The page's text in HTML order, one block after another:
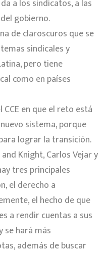
a los sindicatos, a las
gobierno.
de claroscuros que se
sindicales y
pero tiene
como en países
en que el reto está
sistema, porque
lograr la transición.
Knight, Carlos Vejar y
tres principales
el derecho a
el hecho de que
a rendir cuentas a sus
se hará más
además de buscar